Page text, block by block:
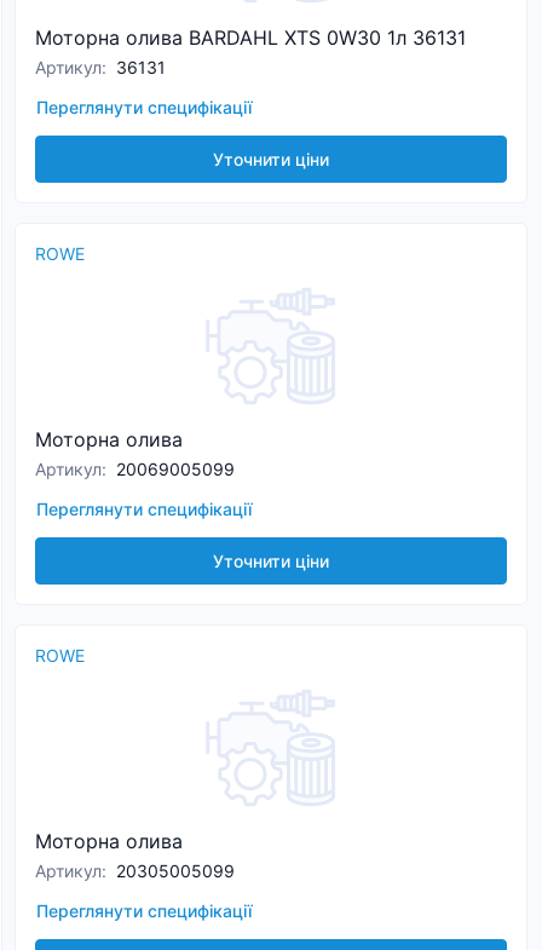
Моторна олива BARDAHL XTS 0W30 1л 36131
Артикул: 36131
Переглянути специфікації
Уточнити ціни
ROWE
Моторна олива
Артикул: 20069005099
Переглянути специфікації
Уточнити ціни
ROWE
Моторна олива
Артикул: 20305005099
Переглянути специфікації